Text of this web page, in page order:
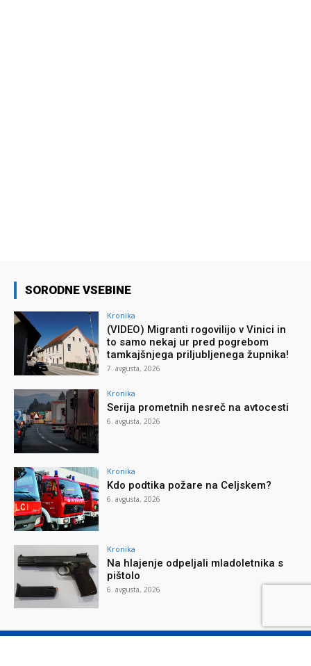
SORODNE VSEBINE
Kronika
(VIDEO) Migranti rogovilijo v Vinici in
to samo nekaj ur pred pogrebom
tamkajšnjega priljubljenega župnika!
7. avgusta, 2026
Kronika
Serija prometnih nesreč na avtocesti
6. avgusta, 2026
Kronika
Kdo podtika požare na Celjskem?
6. avgusta, 2026
Kronika
Na hlajenje odpeljali mladoletnika s
pištolo
6. avgusta, 2026